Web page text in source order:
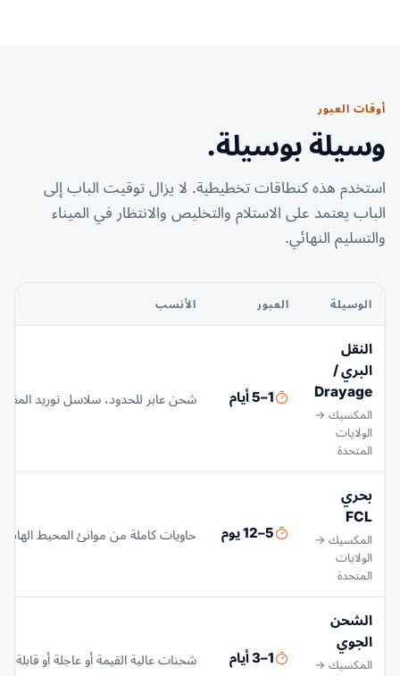
أوقات العبور
وسيلة بوسيلة.
استخدم هذه كنطاقات تخطيطية. لا يزال توقيت الباب إلى
الباب يعتمد على الاستلام والتخليص والانتظار في الميناء
والتسليم النهائي.
الوسيلة العبور الأنسب
النقل
البري /
Drayage
المكسيك →
الولايات
المتحدة
1–5 أيام شحن عابر للحدود، سلاسل توريد
بحري
FCL
المكسيك →
الولايات
المتحدة
5–12 يوم حاويات كاملة من موانئ المحيط الهادئ
الشحن
الجوي
المكسيك →
1–3 أيام شحنات عالية القيمة أو عاجلة أو قابلة